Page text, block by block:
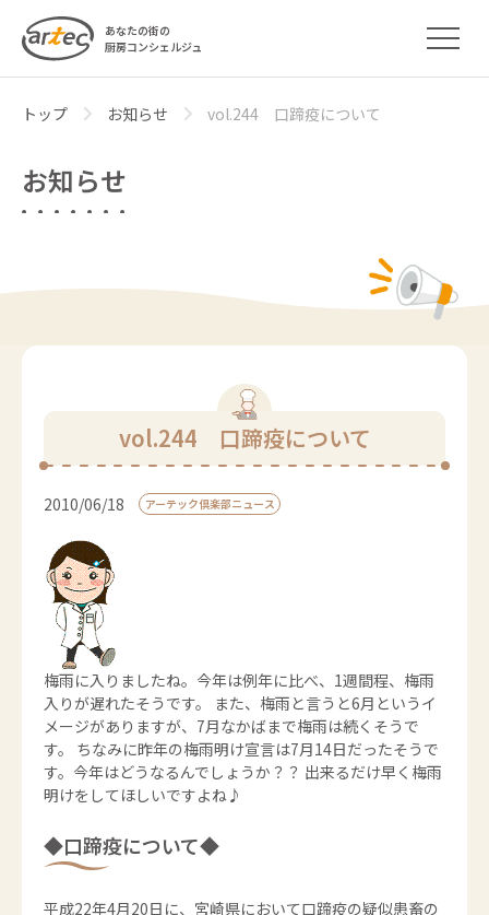
あなたの街の
厨房コンシェルジュ
トップ お知らせ vol.244 口蹄疫について
お知らせ
vol.244 口蹄疫について
2010/06/18 アーテック倶楽部ニュース
梅雨に入りましたね。今年は例年に比べ、1週間程、梅雨
入りが遅れたそうです。 また、梅雨と言うと6月というイ
メージがありますが、7月なかばまで梅雨は続くそうで
す。 ちなみに昨年の梅雨明け宣言は7月14日だったそうで
す。今年はどうなるんでしょうか？？ 出来るだけ早く梅雨
明けをしてほしいですよね♪
◆口蹄疫について◆
平成22年4月20日に、宮崎県において口蹄疫の疑似患畜の